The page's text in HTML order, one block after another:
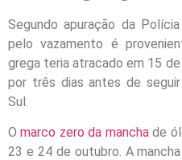
Segundo apuração da
pelo vazamento é
grega teria atracado em 15
por três dias antes de
Sul.
Omarco zero da manchade
23 e 24 de outubro. A